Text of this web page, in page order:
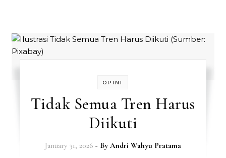
OPINI
Tidak Semua Tren Harus
Diikuti
January 31, 2026 - By Andri Wahyu Pratama